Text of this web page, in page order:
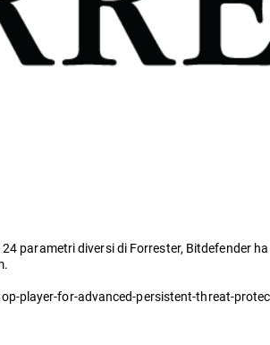
parametri diversi di Forrester, Bitdefender
player-for-advanced-persistent-threat-